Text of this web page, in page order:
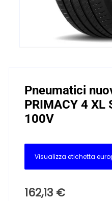
Pneumatici
PRIMACY 4 XL
100V
Visualizza etichetta
162,13 €